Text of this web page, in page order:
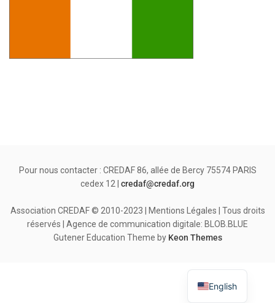
Pour nous contacter : CREDAF 86, allée de Bercy 75574 PARIS
cedex 12 | credaf@credaf.org
Association CREDAF © 2010-2023 | Mentions Légales | Tous droits
réservés | Agence de communication digitale: BLOB.BLUE
Gutener Education Theme by Keon Themes
English